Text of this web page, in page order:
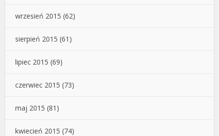
wrzesień 2015 (62)
sierpień 2015 (61)
lipiec 2015 (69)
czerwiec 2015 (73)
maj 2015 (81)
kwiecień 2015 (74)